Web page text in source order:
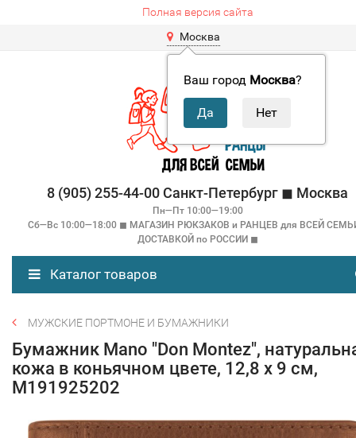
Полная версия сайта
Москва
Ваш город Москва?
8 (905) 255-44-00 Санкт-Петербург ◼ Москва
Пн—Пт 10:00—19:00
Сб—Вс 10:00—18:00 ◼ МАГАЗИН РЮКЗАКОВ и РАНЦЕВ для ВСЕЙ
ДОСТАВКОЙ по РОССИИ ◼
Каталог товаров
МУЖСКИЕ ПОРТМОНЕ И БУМАЖНИКИ
Бумажник Mano "Don Montez",
кожа в коньячном цвете, 12,8 х 9 см,
M191925202